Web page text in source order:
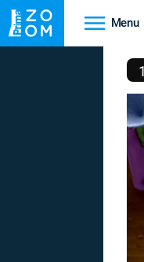
Menu
HEDVÁBNÁ STEZKA
1